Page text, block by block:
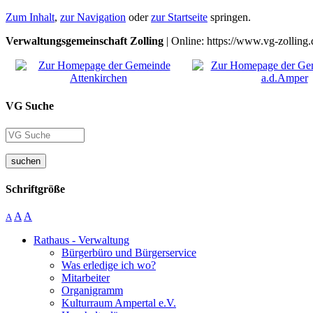
Zum Inhalt, zur Navigation oderzur Startseite springen.
Verwaltungsgemeinschaft Zolling | Online: https://www.vg-
VG Suche
suchen
Schriftgröße
A A A
Rathaus - Verwaltung
Bürgerbüro und Bürgerservice
Was erledige ich wo?
Mitarbeiter
Organigramm
Kulturraum Ampertal e.V.